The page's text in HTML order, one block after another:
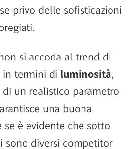
privo delle sofisticazioni
si accoda al trend di
in termini di luminosità,
un realistico parametro
una buona
se è evidente che sotto
sono diversi competitor